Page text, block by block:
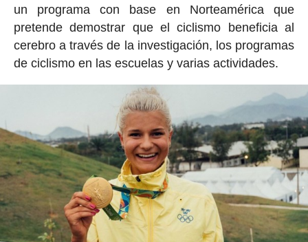
un programa con base en Norteamérica que
pretende demostrar que el ciclismo beneficia al
cerebro a través de la investigación, los programas
de ciclismo en las escuelas y varias actividades.